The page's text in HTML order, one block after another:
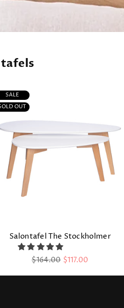
SALE
OUT
Salontafel The Stockholmer
Regular
$164.00 $117.00